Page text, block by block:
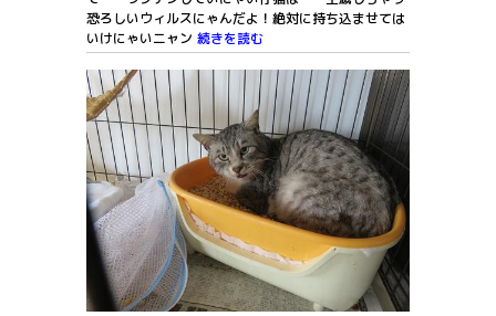
恐ろしいウィルスにゃんだよ！絶対に持ち込ませては
いけにゃいニャン 続きを読む